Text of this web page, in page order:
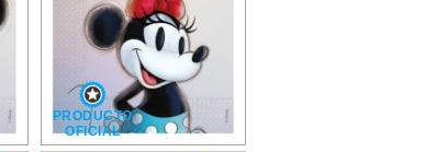
PRODUCTO
OFICIAL